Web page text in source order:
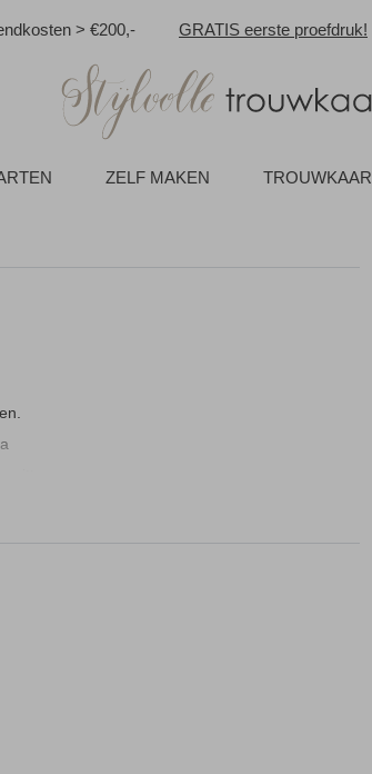
> €200,- GRATIS eerste proefdruk!
ZELF MAKEN